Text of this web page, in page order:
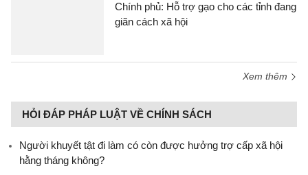
Chính phủ: Hỗ trợ gạo cho các tỉnh đang
giãn cách xã hội
Xem thêm
HỎI ĐÁP PHÁP LUẬT VỀ CHÍNH SÁCH
Người khuyết tật đi làm có còn được hưởng trợ cấp xã hội
hằng tháng không?